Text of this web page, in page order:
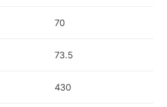
70
73.5
430